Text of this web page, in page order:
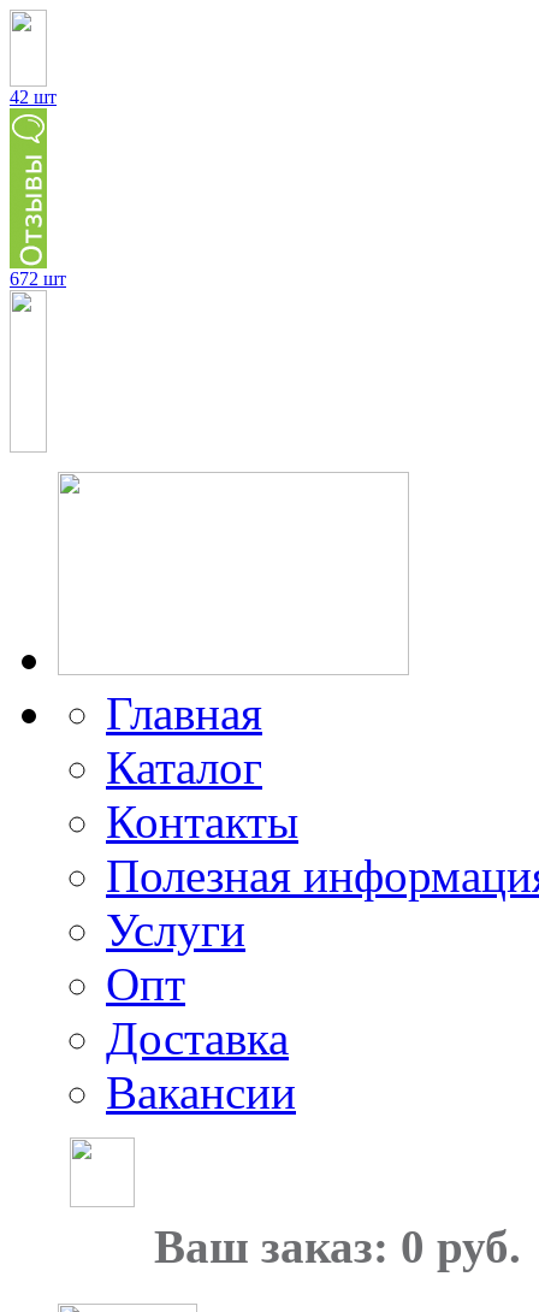
42 шт
672 шт
Главная
Каталог
Контакты
Полезная
Услуги
Опт
Доставка
Вакансии
Ваш заказ: 0 руб.